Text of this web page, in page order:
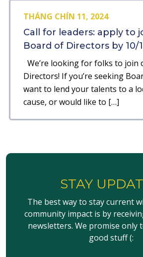
THÁNG CHÍN 11, 2024
Call for leaders: apply to
Board of Directors by 10/
We’re looking for folks to join
Directors! If you’re seeking
want to lend your talents to a
cause, or would like to […]
STAY
The best way to stay current
community impact is by
newsletters. We promise only
good stuff (: